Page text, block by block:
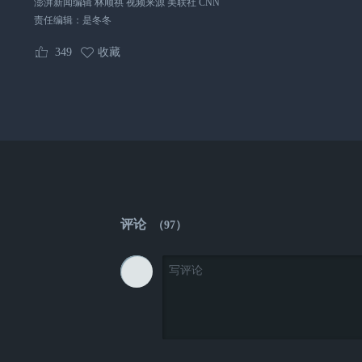
澎湃新闻编辑 林顺祺 视频来源 美联社 CNN
责任编辑： 是冬冬
349 收藏
评论 （97）